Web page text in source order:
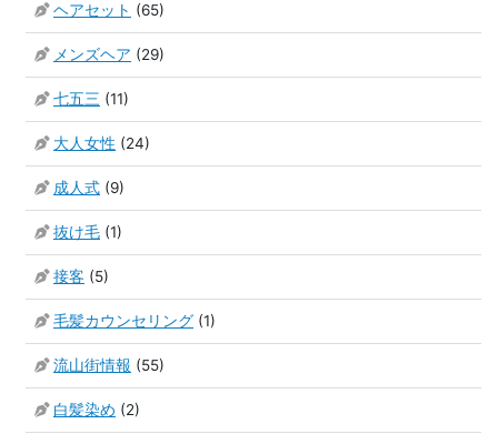
ヘアセット (65)
メンズヘア (29)
七五三 (11)
大人女性 (24)
成人式 (9)
抜け毛 (1)
接客 (5)
毛髪カウンセリング (1)
流山街情報 (55)
白髪染め (2)